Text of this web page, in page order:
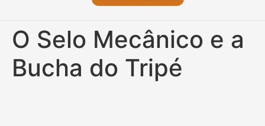
O Selo Mecânico e a
Bucha do Tripé